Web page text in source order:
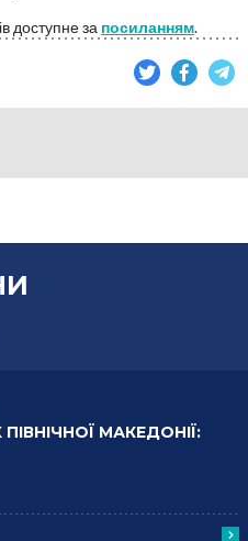
доступне за посиланням.
МАКЕДОНІЇ: